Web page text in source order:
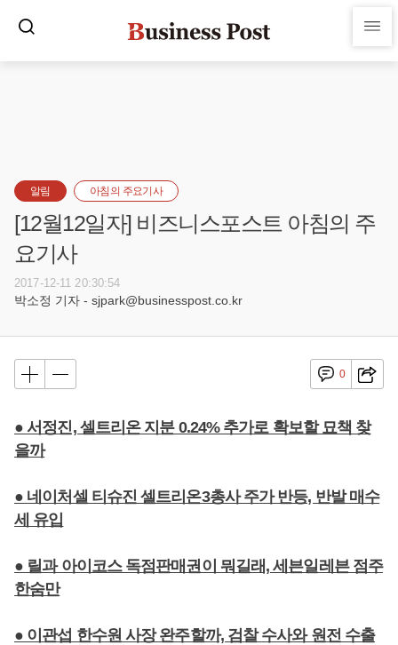
알림 아침의 주요기사
[12월12일자] 비즈니스포스트 아침의 주
요기사
2017-12-11 20:30:54
박소정 기자 - sjpark@businesspost.co.kr
0
● 서정진, 셀트리온 지분 0.24% 추가로 확보할 묘책 찾
을까
● 네이처셀 티슈진 셀트리온3총사 주가 반등, 반발 매수
세 유입
● 릴과 아이코스 독점판매권이 뭐길래, 세븐일레븐 점주
한숨만
● 이관섭 한수원 사장 완주할까, 검찰 수사와 원전 수출